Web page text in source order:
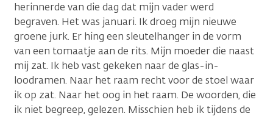
herinnerde van die dag dat mijn vader werd
begraven. Het was januari. Ik droeg mijn nieuwe
groene jurk. Er hing een sleutelhanger in de vorm
van een tomaatje aan de rits. Mijn moeder die naast
mij zat. Ik heb vast gekeken naar de glas-in-
loodramen. Naar het raam recht voor de stoel waar
ik op zat. Naar het oog in het raam. De woorden, die
ik niet begreep, gelezen. Misschien heb ik tijdens de